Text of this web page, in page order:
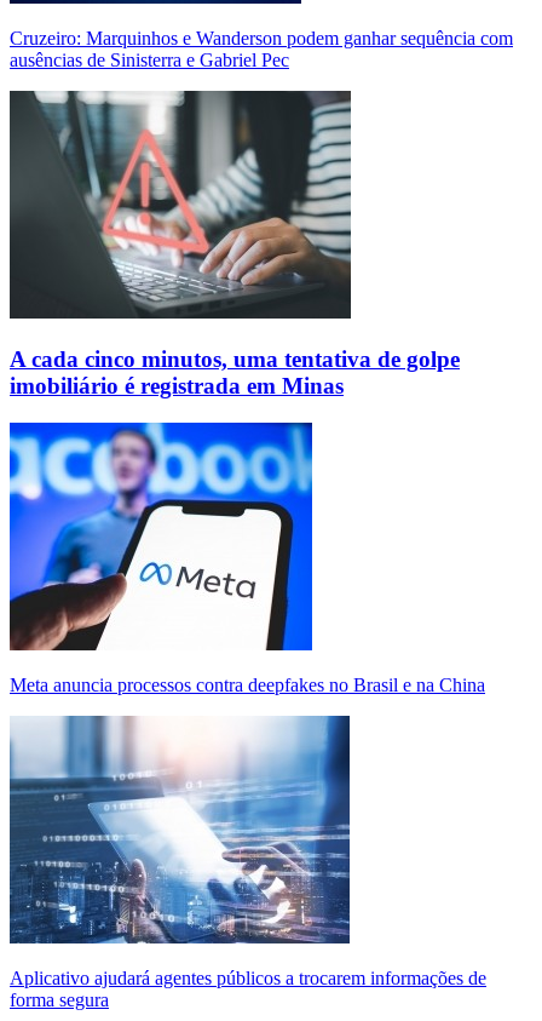
Cruzeiro: Marquinhos e Wanderson podem ganhar sequência com
ausências de Sinisterra e Gabriel Pec
A cada cinco minutos, uma tentativa de golpe
imobiliário é registrada em Minas
Meta anuncia processos contra deepfakes no Brasil e na China
Aplicativo ajudará agentes públicos a trocarem informações de
forma segura